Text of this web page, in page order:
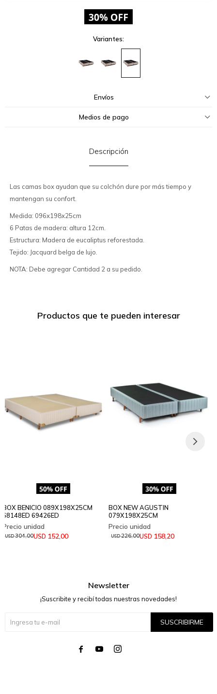
Variantes:
Envíos
Medios de pago
Descripción
Las camas box ayudan que su colchón dure por más tiempo y
mantengan su confort.
Medida: 096x198x25cm
6 Patas de madera: altura 12cm.
Estructura: Madera de eucaliptus reforestada.
Tejido: Jacquard belga de lujo.
NOTA: Debe agregar Cantidad 2 a su pedido.
Productos que te pueden interesar
BOX BENICIO 089X198X25CM
68148ED 69426ED
USD 152,00
USD304,00
BOX NEW AGUSTIN
079X198X25CM
USD 158,20
USD226,00
Newsletter
¡Suscribite y recibí todas nuestras novedades!
SUSCRIBIRME
  